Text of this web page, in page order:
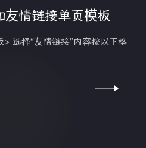
情链接单页模板
选择“友情链接”内容按以下格